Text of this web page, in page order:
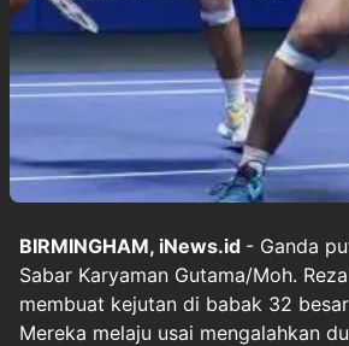
BIRMINGHAM, iNews.id - Ganda
Sabar Karyaman Gutama/Moh.
membuat kejutan di babak 32
Mereka melaju usai mengalahkan